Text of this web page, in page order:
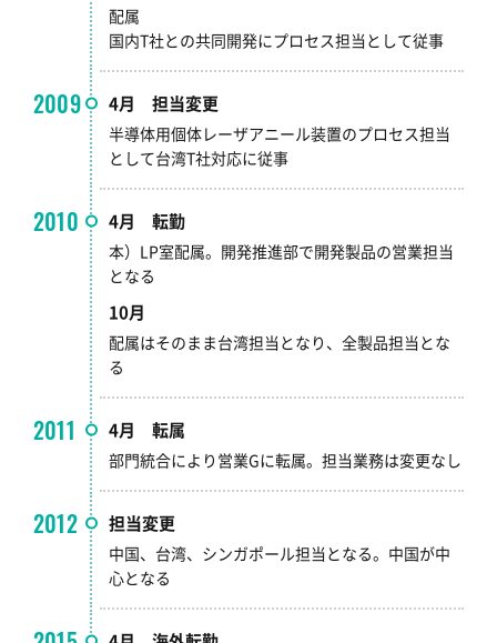
配属
国内T社との共同開発にプロセス担当として従事
2009 4月 担当変更
半導体用個体レーザアニール装置のプロセス担当
として台湾T社対応に従事
2010 4月 転勤
本）LP室配属。開発推進部で開発製品の営業担当
となる
10月
配属はそのまま台湾担当となり、全製品担当とな
る
2011 4月 転属
部門統合により営業Gに転属。担当業務は変更なし
2012 担当変更
中国、台湾、シンガポール担当となる。中国が中
心となる